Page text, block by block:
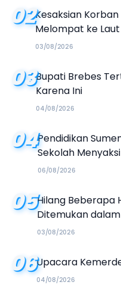
02Kesaksian
Melompat ke
03/08/2026
03Bupati Brebes
Karena Ini
04/08/2026
04Pendidikan
Sekolah
Kalender Event
06/08/2026
05Hilang Beberapa
Ditemukan
03/08/2026
06Upacara
04/08/2026